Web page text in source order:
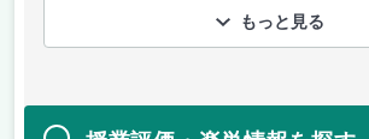
もっと見る